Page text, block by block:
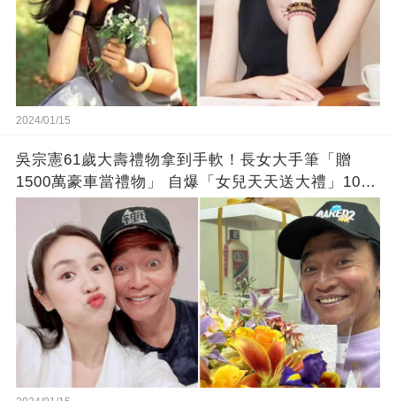
2024/01/15
吳宗憲61歲大壽禮物拿到手軟！長女大手筆「贈
1500萬豪車當禮物」 自爆「女兒天天送大禮」10年
徒弟也不甘示弱!